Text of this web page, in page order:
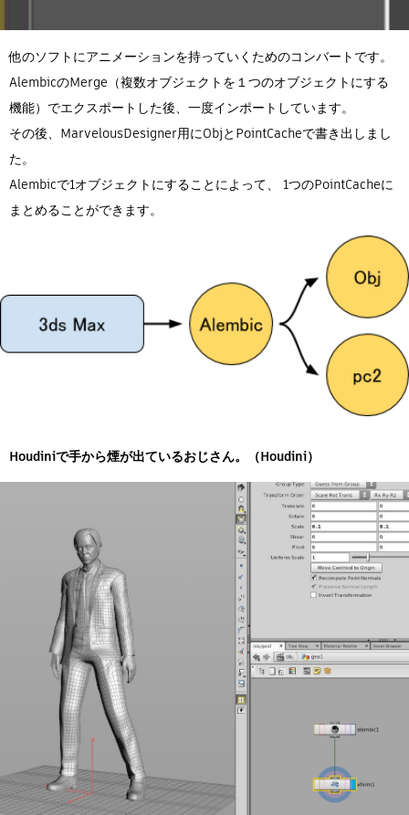
他のソフトにアニメーションを持っていくためのコンバートです。
AlembicのMerge（複数オブジェクトを１つのオブジェクトにする
機能）でエクスポートした後、一度インポートしています。
その後、MarvelousDesigner用にObjとPointCacheで書き出しまし
た。
Alembicで1オブジェクトにすることによって、 1つのPointCacheに
まとめることができます。
Houdiniで手から煙が出ているおじさん。（Houdini）